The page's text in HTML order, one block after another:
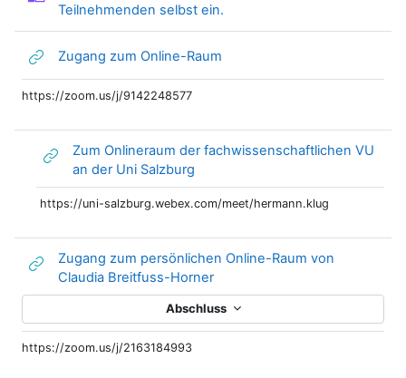
Teilnehmenden selbst ein.
Zugang zum Online-Raum
https://zoom.us/j/9142248577
Zum Onlineraum der fachwissenschaftlichen VU
an der Uni Salzburg
https://uni-salzburg.webex.com/meet/hermann.klug
Zugang zum persönlichen Online-Raum von
Claudia Breitfuss-HornerLink/URL
Abschluss
https://zoom.us/j/2163184993